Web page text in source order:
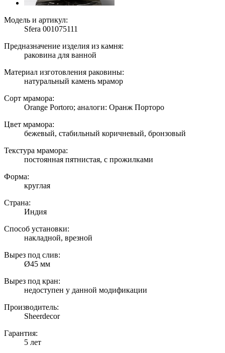
Модель и артикул:
Sfera 001075111
Предназначение изделия из камня:
раковина для ванной
Материал изготовления раковины:
натуральный камень мрамор
Сорт мрамора:
Orange Portoro; аналоги: Оранж Порторо
Цвет мрамора:
бежевый, стабильный коричневый, бронзовый
Текстура мрамора:
постоянная пятнистая, с прожилками
Форма:
круглая
Страна:
Индия
Способ установки:
накладной, врезной
Вырез под слив:
Ø45 мм
Вырез под кран:
недоступен у данной модификации
Производитель:
Sheerdecor
Гарантия:
5 лет